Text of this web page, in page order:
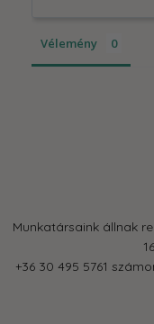
Vélemény
Munkatársaink állnak
+36 30 495 5761